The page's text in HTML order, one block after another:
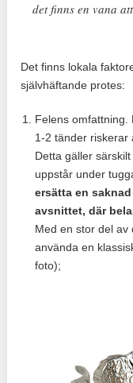
det finns en vana
Det finns lokala
självhäftande protes:
Felens omfattning.
1-2 tänder riskerar
Detta gäller
uppstår under
ersätta en
avsnittet, där
Med en stor del av
använda en
foto);